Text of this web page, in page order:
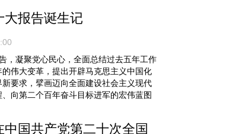
大报告诞生记
，凝聚党心民心，全面总结过去五年工作
伟大变革，提出开辟马克思主义中国化
新要求，擘画迈向全面建设社会主义现代
向第二个百年奋斗目标进军的宏伟蓝图
中国共产党第二十次全国